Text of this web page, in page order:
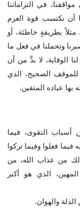
في التزاماتنا
أن نكتسب قوة العزم
مثلاً بطريقةٍ خاطئة، أو
وتحملنا في فعل ما
لا بدَّ من أن
للموقف الصحيح، الذي
بها عباده المتقين.
أسباب التقوى، فيما
فعلوا وفيما تركوا
من عذاب الله، من
الذي هو أكبر
والهوان.